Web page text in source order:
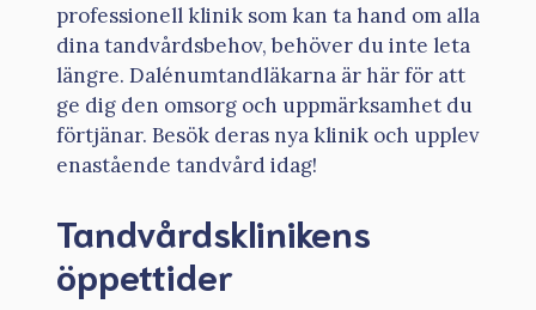
professionell klinik som kan ta hand om alla
dina tandvårdsbehov, behöver du inte leta
längre. Dalénumtandläkarna är här för att
ge dig den omsorg och uppmärksamhet du
förtjänar. Besök deras nya klinik och upplev
enastående tandvård idag!
Tandvårdsklinikens
öppettider